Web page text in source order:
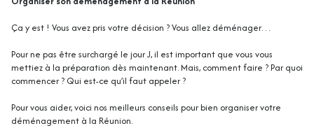
Ça y est ! Vous avez pris votre décision ? Vous allez déménager…
Pour ne pas être surchargé le jour J, il est important que vous vous
mettiez à la préparation dès maintenant. Mais, comment faire ? Par quoi
commencer ? Qui est-ce qu’il faut appeler ?
Pour vous aider, voici nos meilleurs conseils pour bien organiser votre
déménagement à la Réunion.